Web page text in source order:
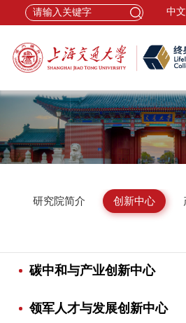
中文
研究院简介 创新中心
碳中和与产业创新中心
领军人才与发展创新中心